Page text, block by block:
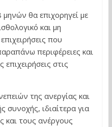
θα επιχορηγεί με
και μη
που
περιφέρειες και
στις
της ανεργίας και
συνοχής, ιδιαίτερα για
και τους ανέργους